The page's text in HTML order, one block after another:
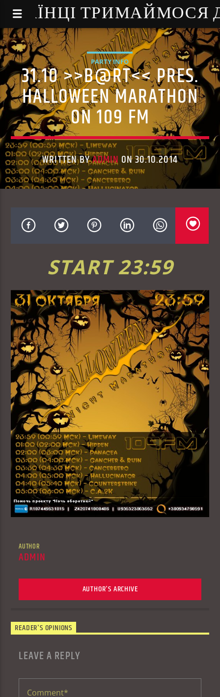
- УКРАЇНЦІ
PARTY INFO
31.10 >>B@RT<< PRES.
HALLOWEEN MARATHON
ON 109 FM
WRITTEN BYADMIN ON 30.10.2014
START 23:59
AUTHOR
ADMIN
AUTHOR'S ARCHIVE
READER'S OPINIONS
LEAVE A REPLY